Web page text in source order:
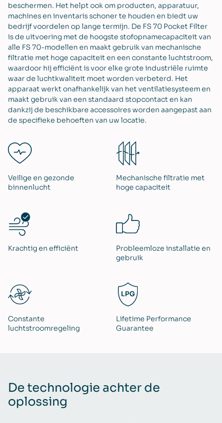
beschermen. Het helpt ook om producten, apparatuur,
machines en inventaris schoner te houden en biedt uw
bedrijf voordelen op lange termijn. De FS 70 Pocket Filter
is de uitvoering met de hoogste stofopnamecapaciteit van
alle FS 70-modellen en maakt gebruik van mechanische
filtratie met hoge capaciteit en een constante luchtstroom,
waardoor hij efficiënt is voor elke grote industriële ruimte
waar de luchtkwaliteit moet worden verbeterd. Het
apparaat werkt onafhankelijk van het ventilatiesysteem en
maakt gebruik van een standaard stopcontact en kan
dankzij de beschikbare accessoires worden aangepast aan
de specifieke behoeften van uw locatie.
Veilige en gezonde
binnenlucht
Mechanische filtratie met
hoge capaciteit
Krachtig en efficiënt
Probleemloze installatie en
gebruik
Constante
luchtstroomregeling
Lifetime Performance
Guarantee
De technologie achter de
oplossing